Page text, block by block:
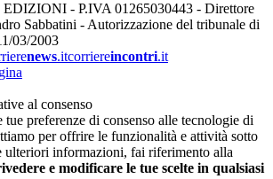
- P.IVA 01265030443 - Direttore
Sabbatini - Autorizzazione del tribunale di
03/2003
news.itcorriereincontri.it
al consenso
preferenze di consenso alle tecnologie di
per offrire le funzionalità e attività sotto
ulteriori informazioni, fai riferimento alla
e modificare le tue scelte in qualsiasi